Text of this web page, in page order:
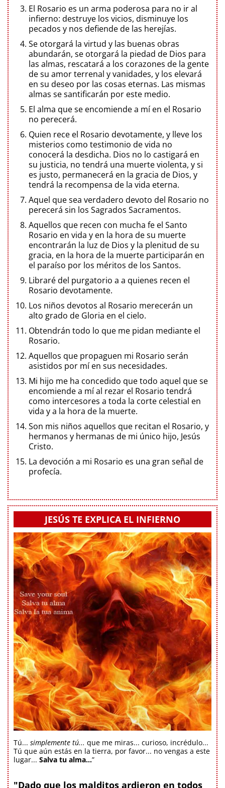
El Rosario es un arma poderosa para no ir al
infierno: destruye los vicios, disminuye los
pecados y nos defiende de las herejías.
Se otorgará la virtud y las buenas obras
abundarán, se otorgará la piedad de Dios para
las almas, rescatará a los corazones de la gente
de su amor terrenal y vanidades, y los elevará
en su deseo por las cosas eternas. Las mismas
almas se santificarán por este medio.
El alma que se encomiende a mí en el Rosario
no perecerá.
Quien rece el Rosario devotamente, y lleve los
misterios como testimonio de vida no
conocerá la desdicha. Dios no lo castigará en
su justicia, no tendrá una muerte violenta, y si
es justo, permanecerá en la gracia de Dios, y
tendrá la recompensa de la vida eterna.
Aquel que sea verdadero devoto del Rosario no
perecerá sin los Sagrados Sacramentos.
Aquellos que recen con mucha fe el Santo
Rosario en vida y en la hora de su muerte
encontrarán la luz de Dios y la plenitud de su
gracia, en la hora de la muerte participarán en
el paraíso por los méritos de los Santos.
Libraré del purgatorio a a quienes recen el
Rosario devotamente.
Los niños devotos al Rosario merecerán un
alto grado de Gloria en el cielo.
Obtendrán todo lo que me pidan mediante el
Rosario.
Aquellos que propaguen mi Rosario serán
asistidos por mí en sus necesidades.
Mi hijo me ha concedido que todo aquel que se
encomiende a mí al rezar el Rosario tendrá
como intercesores a toda la corte celestial en
vida y a la hora de la muerte.
Son mis niños aquellos que recitan el Rosario, y
hermanos y hermanas de mi único hijo, Jesús
Cristo.
La devoción a mi Rosario es una gran señal de
profecía.
JESÚS TE EXPLICA EL INFIERNO
Tú... simplemente tú... que me miras... curioso, incrédulo...
Tú que aún estás en la tierra, por favor... no vengas a este
lugar... Salva tu alma...”
"Dado que los malditos ardieron en todos